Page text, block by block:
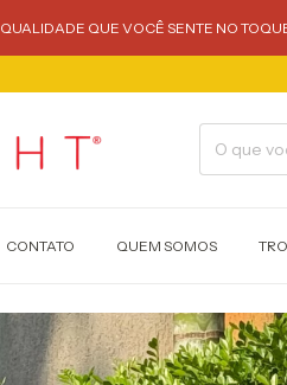
QUALIDADE QUE VOCÊ SENTE NO
CONTATO QUEM SOMOS